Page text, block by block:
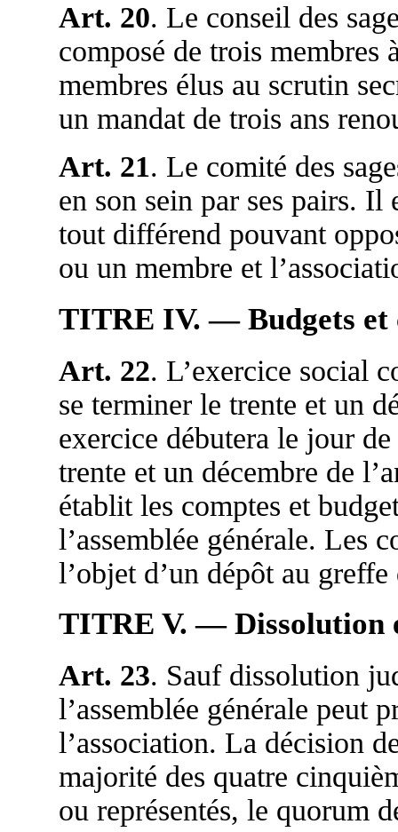
Art. 20. Le conseil des
composé de trois membres
membres élus au scrutin
un mandat de trois ans
Art. 21. Le comité des
en son sein par ses pairs.
tout différend pouvant
ou un membre et
TITRE IV. — Budgets et
Art. 22. L’exercice social
se terminer le trente et un
exercice débutera le jour
trente et un décembre de
établit les comptes et
l’assemblée générale. Les
l’objet d’un dépôt au
TITRE V. — Dissolution
Art. 23. Sauf dissolution
l’assemblée générale peut
l’association. La décision
majorité des quatre
ou représentés, le quorum